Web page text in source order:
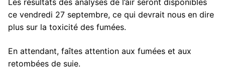
ce vendredi 27 septembre, ce qui devrait nous en dire
plus sur la toxicité des fumées.
En attendant, faîtes attention aux fumées et aux
retombées de suie.